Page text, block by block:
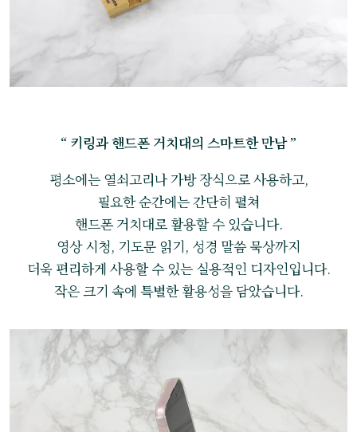
“ 키링과 핸드폰 거치대의 스마트한 만남 ”
평소에는 열쇠고리나 가방 장식으로 사용하고,
필요한 순간에는 간단히 펼쳐
핸드폰 거치대로 활용할 수 있습니다.
영상 시청, 기도문 읽기, 성경 말씀 묵상까지
더욱 편리하게 사용할 수 있는 실용적인 디자인입니다.
작은 크기 속에 특별한 활용성을 담았습니다.